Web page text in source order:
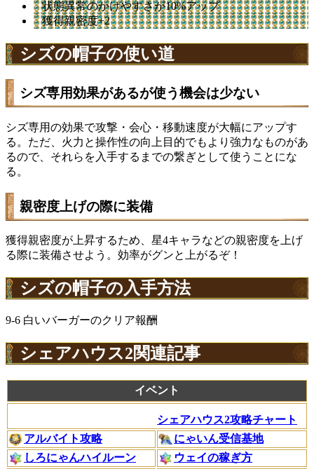
状態異常のかけやすさが10%アップ
獲得親密度+2
シズの帽子の使い道
シズ専用効果があるが使う機会は少ない
シズ専用の効果で攻撃・会心・移動速度が大幅にアップす
る。ただ、火力と操作性の向上目的でもより強力なものがあ
るので、それらを入手するまでの繋ぎとして使うことにな
る。
親密度上げの際に装備
獲得親密度が上昇するため、星4キャラなどの親密度を上げ
る際に装備させよう。効率がグンと上がるぞ！
シズの帽子の入手方法
9-6 白いバーガーのクリア報酬
シェアハウス2関連記事
イベント
シェアハウス2攻略チャート
アルバイト攻略
にゃいん受信基地
しろにゃんハイルーン
ウェイの稼ぎ方